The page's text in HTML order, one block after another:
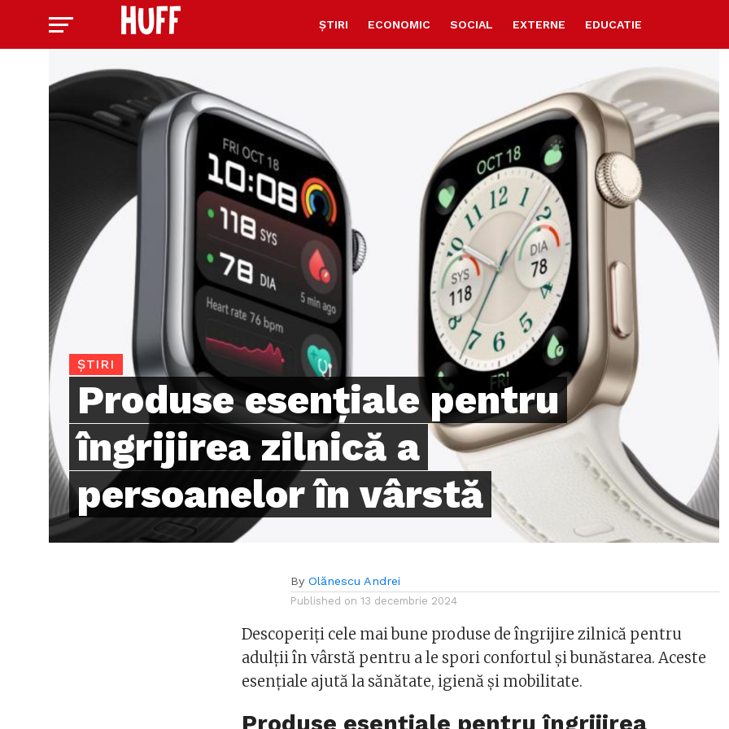
ȘTIRI ECONOMIC SOCIAL EXTERNE EDUCATIE
ȘTIRI
Produse esențiale pentru
îngrijirea zilnică a
persoanelor în vârstă
By Olănescu Andrei
Published on 13 decembrie 2024
Descoperiți cele mai bune produse de îngrijire zilnică pentru
adulții în vârstă pentru a le spori confortul și bunăstarea. Aceste
esențiale ajută la sănătate, igienă și mobilitate.
Produse esențiale pentru îngrijirea